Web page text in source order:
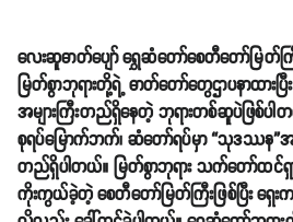
လေးဆူဓာတ်ပျော် ရွှေဆံတော်စေတီတော်မြတ်
မြတ်စွာဘုရားတို့ရဲ့ ဓာတ်တော်တွေဌာပနာထားပြီ
အများကြီးတည်ရှိနေတဲ့ ဘုရားတစ်ဆူပဲဖြစ်ပ
စုရပ်မြောက်ဘက်၊ ဆံတော်ရပ်မှာ “သုဒဿန
တည်ရှိပါတယ်။ မြတ်စွာဘုရား သက်တော်ထင်
ကိုးကွယ်ခဲ့တဲ့ စေတီတော်မြတ်ကြီးဖြစ်ပြီး ရှေ